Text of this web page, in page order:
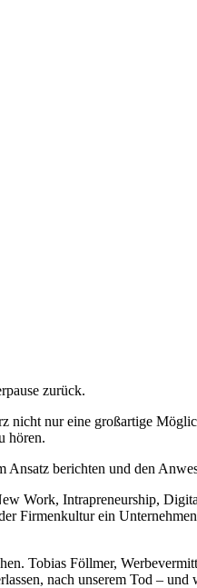
zurück.
nur eine großartige
hören.
berichten und den
Work, Intrapreneurship,
Firmenkultur ein
Tobias Föllmer,
nach unserem Tod –